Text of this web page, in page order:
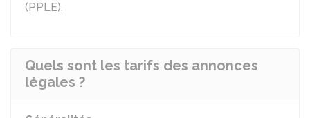
(PPLE).
Quels sont les tarifs des annonces
légales ?